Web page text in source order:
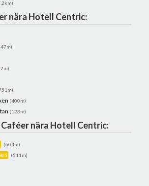
nära Hotell Centric:
(400m)
(123m)
nära Hotell Centric:
(604m)
5 (511m)